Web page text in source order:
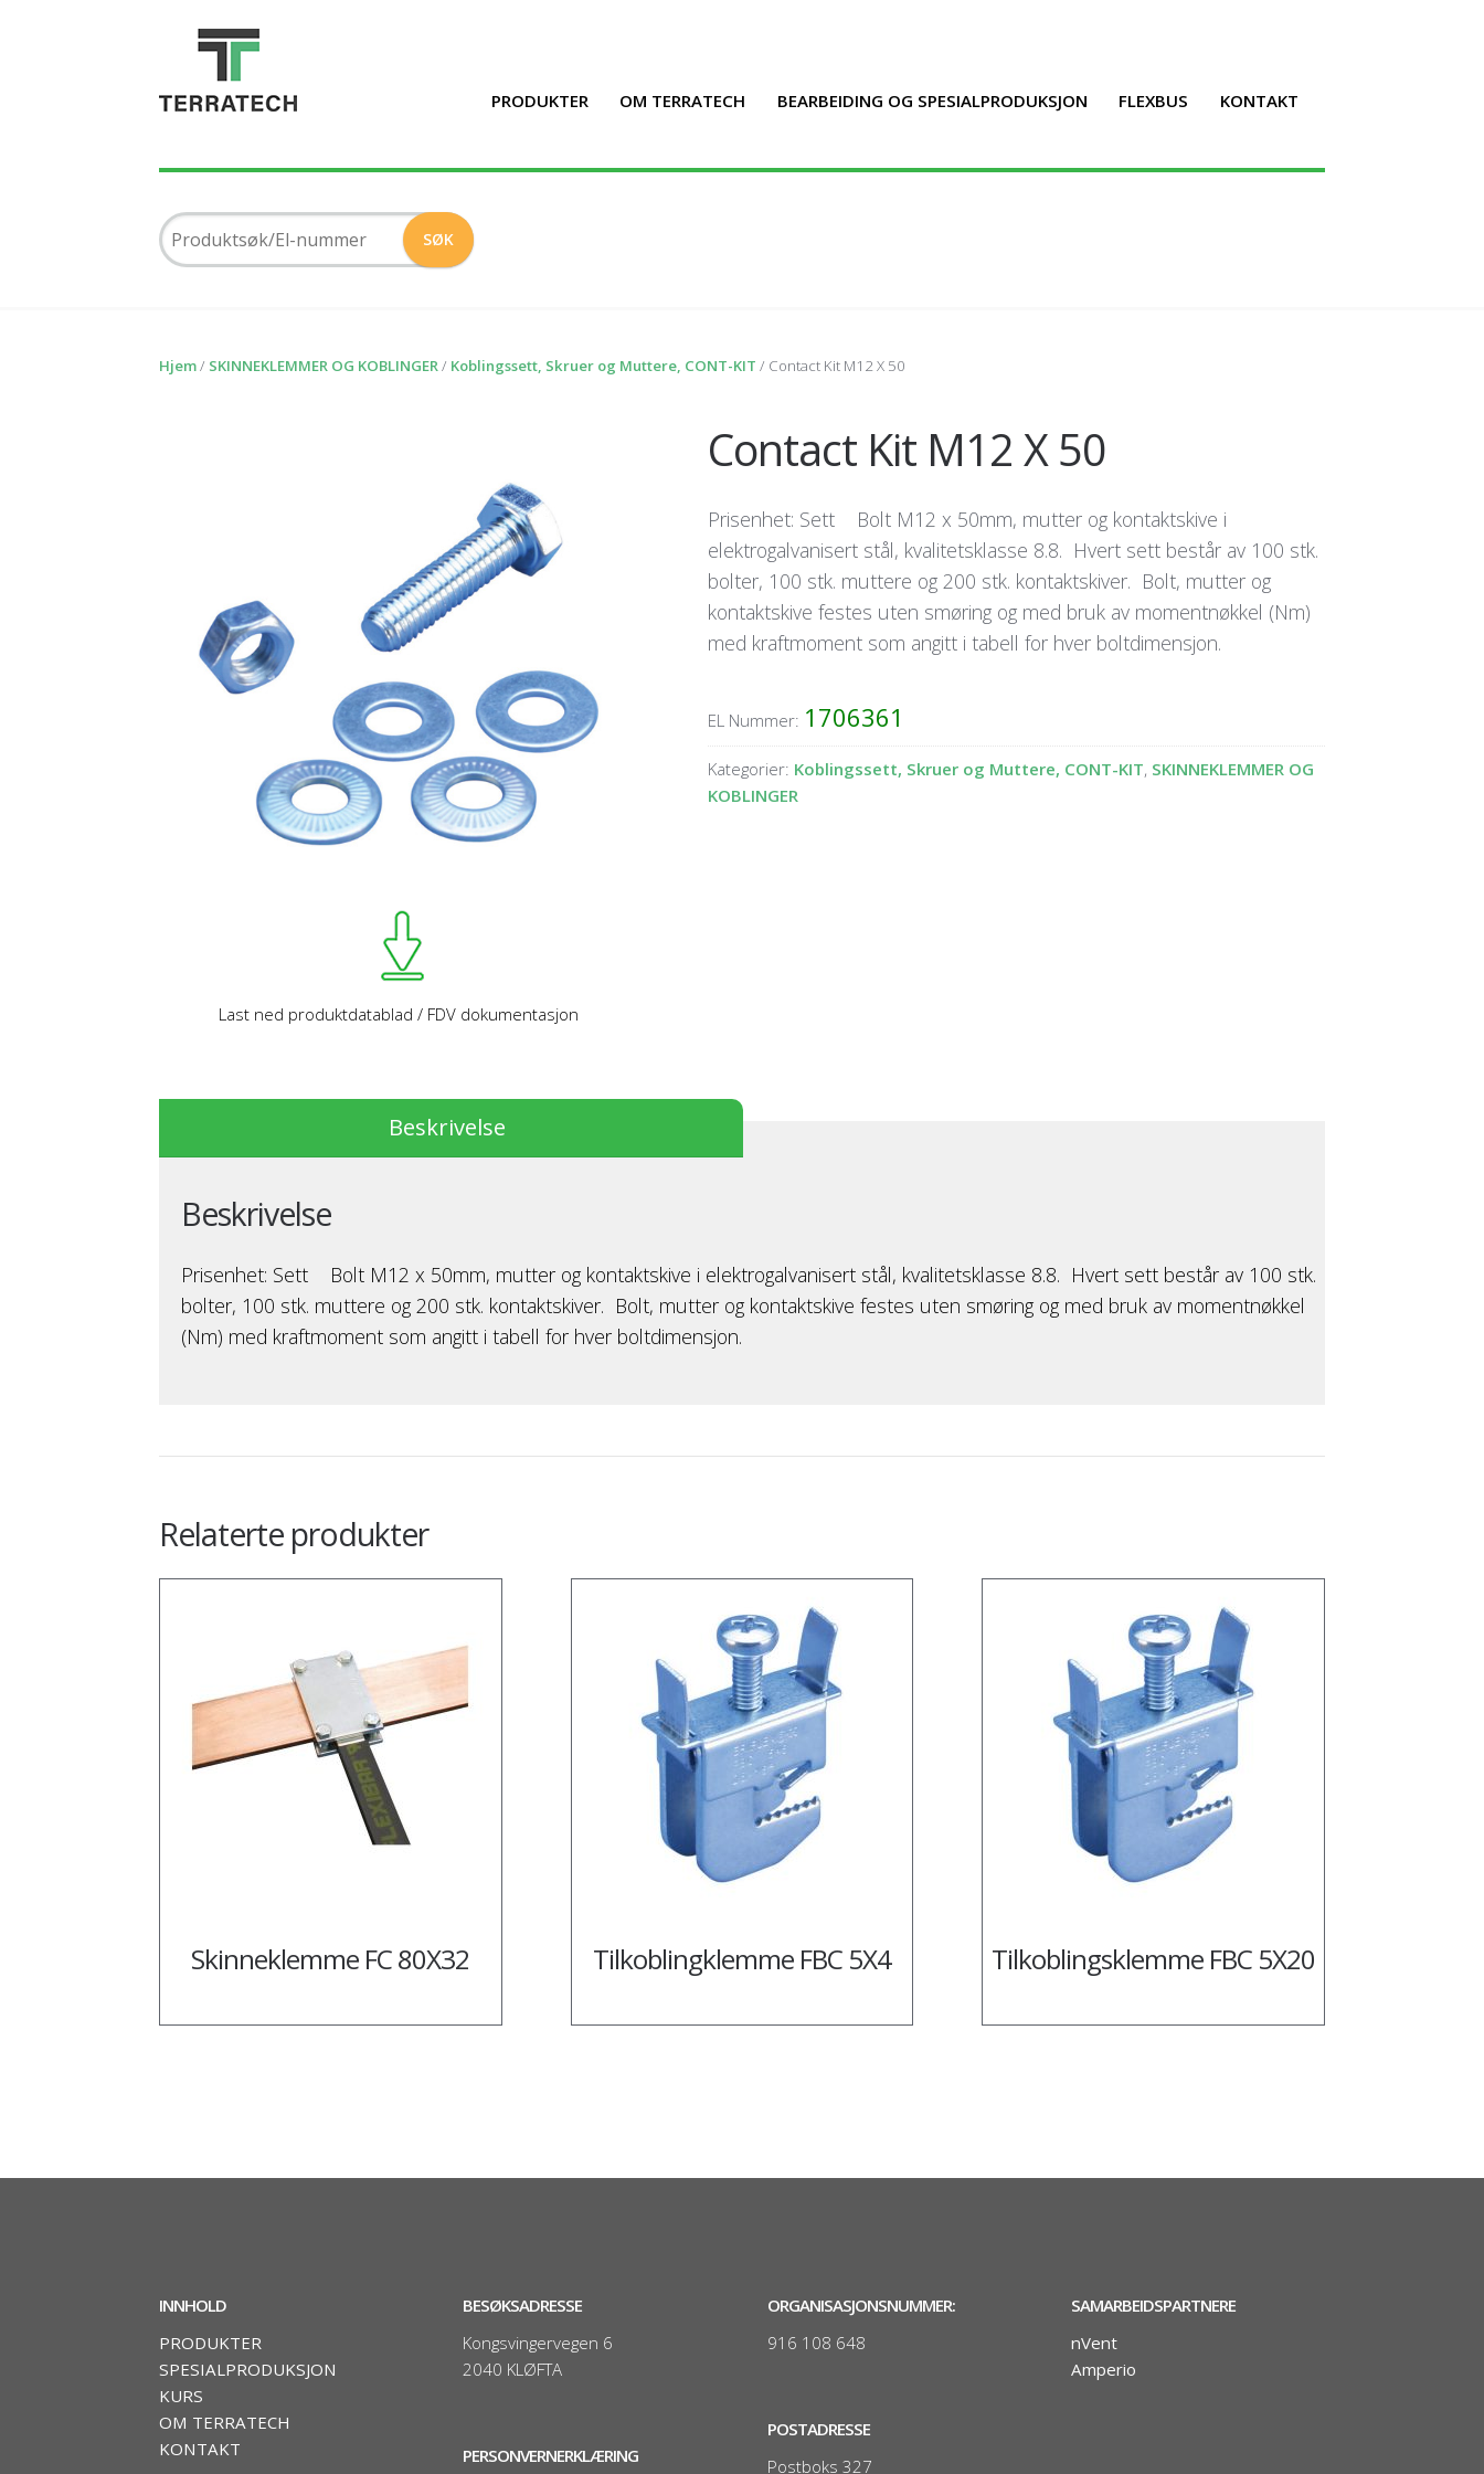
PRODUKTER OM TERRATECH BEARBEIDING OG SPESIALPRODUKSJON FLEXBUS KONTAKT
Hjem/ SKINNEKLEMMER OG KOBLINGER / Koblingssett, Skruer og Muttere, CONT-KIT / Contact Kit M12 X 50
Last ned produktdatablad / FDV dokumentasjon
Contact Kit M12 X 50
Prisenhet: Sett Bolt M12 x 50mm, mutter og kontaktskive i
elektrogalvanisert stål, kvalitetsklasse 8.8. Hvert sett består av 100 stk.
bolter, 100 stk. muttere og 200 stk. kontaktskiver. Bolt, mutter og
kontaktskive festes uten smøring og med bruk av momentnøkkel (Nm)
med kraftmoment som angitt i tabell for hver boltdimensjon.
EL Nummer: 1706361
Kategorier: Koblingssett, Skruer og Muttere, CONT-KIT, SKINNEKLEMMER OG
KOBLINGER
Beskrivelse
Beskrivelse
Prisenhet: Sett Bolt M12 x 50mm, mutter og kontaktskive i elektrogalvanisert stål, kvalitetsklasse 8.8. Hvert sett består av 100 stk.
bolter, 100 stk. muttere og 200 stk. kontaktskiver. Bolt, mutter og kontaktskive festes uten smøring og med bruk av momentnøkkel
(Nm) med kraftmoment som angitt i tabell for hver boltdimensjon.
Relaterte produkter
Skinneklemme FC 80X32 Tilkoblingklemme FBC 5X4 Tilkoblingsklemme FBC 5X20
INNHOLD
PRODUKTER
SPESIALPRODUKSJON
KURS
OM TERRATECH
KONTAKT
BESØKSADRESSE
Kongsvingervegen 6
2040 KLØFTA
PERSONVERNERKLÆRING
ORGANISASJONSNUMMER:
916 108 648
POSTADRESSE
Postboks 327
SAMARBEIDSPARTNERE
nVent
Amperio